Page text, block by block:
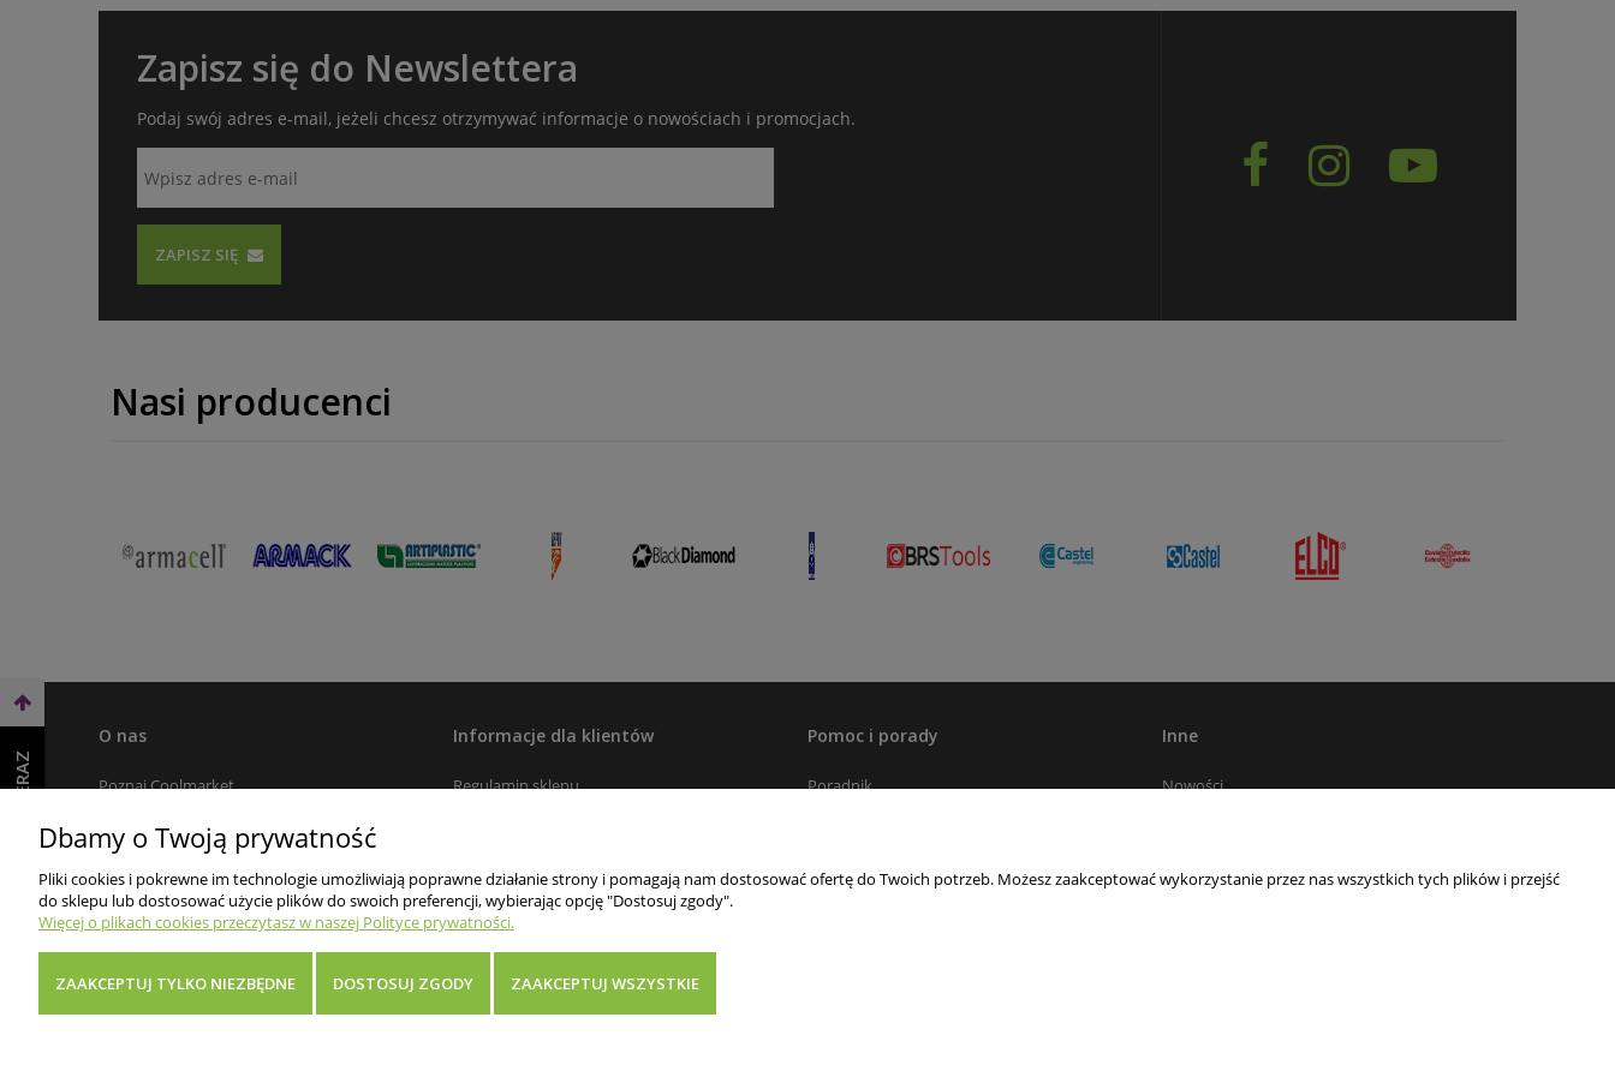
Zapisz się do Newslettera
Podaj swój adres e-mail, jeżeli chcesz otrzymywać informacje o nowościach i promocjach.
ZAPISZ SIĘ
  
Nasi producenci
O nas
Poznaj Coolmarket
Kontakt
Informacje dla klientów
Regulamin sklepu
Płatności
Zwroty i reklamacje
Pomoc i porady
Poradnik
chłodniczego/mroźniczego
Inne
Nowości
Nasze aukcje na Allegro
WEŹ LEASING TERAZDbamy o Twoją prywatność
Pliki cookies i pokrewne im technologie umożliwiają poprawne działanie strony i pomagają nam dostosować ofertę do Twoich potrzeb. Możesz zaakceptować wykorzystanie przez nas wszystkich tych plików i przejść
do sklepu lub dostosować użycie plików do swoich preferencji, wybierając opcję "Dostosuj zgody".
Więcej o plikach cookies przeczytasz w naszej Polityce prywatności.
ZAAKCEPTUJ TYLKO NIEZBĘDNE DOSTOSUJ ZGODY ZAAKCEPTUJ WSZYSTKIE